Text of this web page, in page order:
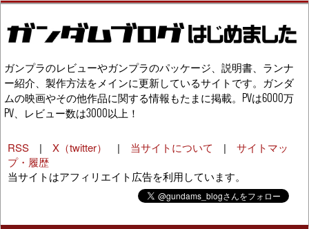
ガンプラのレビューやガンプラのパッケージ、説明書、ランナ
ー紹介、製作方法をメインに更新しているサイトです。ガンダ
ムの映画やその他作品に関する情報もたまに掲載。PVは6000万
PV、レビュー数は3000以上！
RSS | X（twitter） | 当サイトについて | サイトマッ
プ・履歴
当サイトはアフィリエイト広告を利用しています。